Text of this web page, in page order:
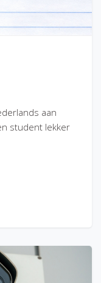
aan
student lekker